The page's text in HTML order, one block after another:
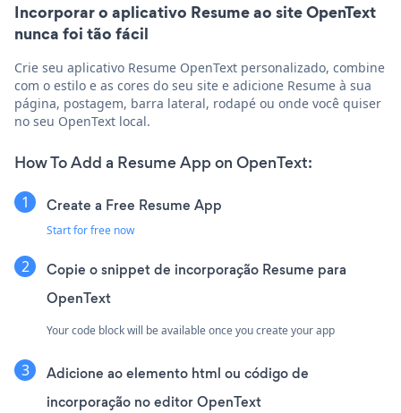
Incorporar o aplicativo Resume ao site OpenText
nunca foi tão fácil
Crie seu aplicativo Resume OpenText personalizado, combine
com o estilo e as cores do seu site e adicione Resume à sua
página, postagem, barra lateral, rodapé ou onde você quiser
no seu OpenText local.
How To Add a Resume App on OpenText:
Create a Free Resume App
Start for free now
Copie o snippet de incorporação Resume para
OpenText
Your code block will be available once you create your app
Adicione ao elemento html ou código de
incorporação no editor OpenText